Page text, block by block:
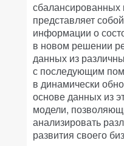
сбалансированных
представляет
информации о
в новом решении
данных из
с последующим
в динамически
основе данных из
модели,
анализировать
развития своего